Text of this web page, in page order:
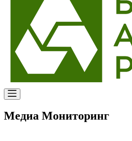
Медиа Мониторинг